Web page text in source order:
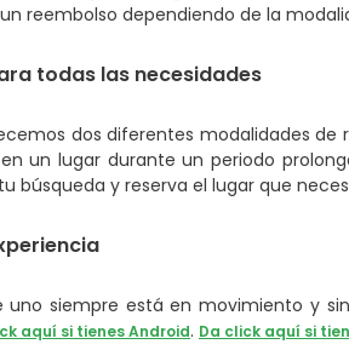
reembolso dependiendo de la
todas las necesidades
dos diferentes modalidades
un lugar durante un periodo
búsqueda y reserva el lugar que
uno siempre está en movimiento y
aquí si tienes Android. Da click aquí si